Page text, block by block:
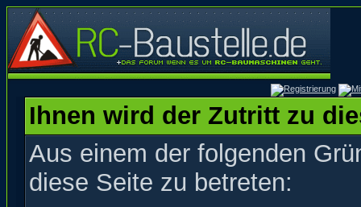
Ihnen wird der Zutritt zu
Aus einem der folgenden
diese Seite zu betreten: